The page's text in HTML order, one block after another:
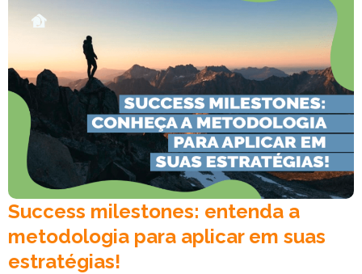
Success milestones: entenda a
metodologia para aplicar em suas
estratégias!